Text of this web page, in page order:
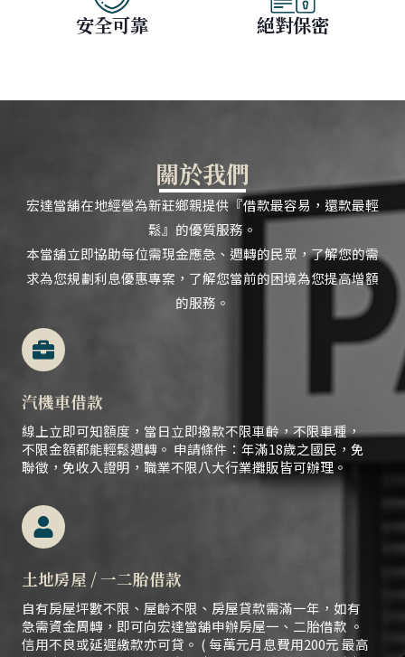
安全可靠 絕對保密
關於我們
宏達當舖在地經營為新莊鄉親提供『借款最容易，還款最輕
鬆』的優質服務。
本當舖立即協助每位需現金應急、 週轉的民眾，了解您的需
求為您規劃利息優惠專案，了解您當前的困境為您提高增額
的服務。
汽機車借款
線上立即可知額度，當日立即撥款不限車齡，不限車種，
不限金額都能輕鬆週轉。 申請條件：年滿18歲之國民，免
聯徵，免收入證明，職業不限八大行業攤販皆可辦理。
土地房屋 / 一二胎借款
自有房屋坪數不限、屋齡不限、房屋貸款需滿一年，如有
急需資金周轉，即可向宏達當舖申辦房屋一、二胎借款 。
信用不良或延遲繳款亦可貸。 ( 每萬元月息費用200元 最高